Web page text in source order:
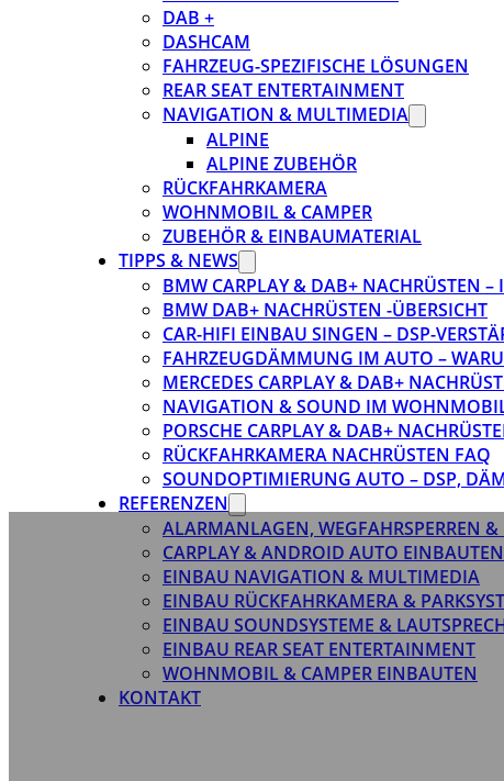
DAB +
DASHCAM
FAHRZEUG-SPEZIFISCHE LÖSUNGEN
REAR SEAT ENTERTAINMENT
NAVIGATION & MULTIMEDIA
ALPINE
ALPINE ZUBEHÖR
RÜCKFAHRKAMERA
WOHNMOBIL & CAMPER
ZUBEHÖR & EINBAUMATERIAL
TIPPS & NEWS
BMW CARPLAY & DAB+ NACHRÜSTEN –
BMW DAB+ NACHRÜSTEN -ÜBERSICHT
CAR-HIFI EINBAU SINGEN – DSP-
FAHRZEUGDÄMMUNG IM AUTO –
MERCEDES CARPLAY & DAB+
NAVIGATION & SOUND IM
PORSCHE CARPLAY & DAB+
RÜCKFAHRKAMERA NACHRÜSTEN FAQ
SOUNDOPTIMIERUNG AUTO – DSP,
REFERENZEN
ALARMANLAGEN, WEGFAHRSPERREN
CARPLAY & ANDROID AUTO
EINBAU NAVIGATION & MULTIMEDIA
EINBAU RÜCKFAHRKAMERA &
EINBAU SOUNDSYSTEME &
EINBAU REAR SEAT ENTERTAINMENT
WOHNMOBIL & CAMPER EINBAUTEN
KONTAKT